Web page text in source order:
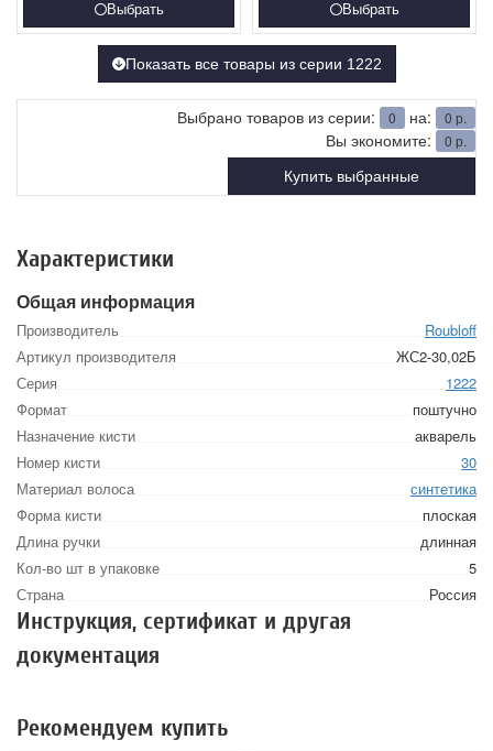
Выбрать Выбрать
Показать все товары из серии 1222
Выбрано товаров из серии: 0 на: 0 р.
Вы экономите: 0 р.
Купить выбранные
Характеристики
Общая информация
Производитель
Roubloff
Артикул производителя
ЖС2-30,02Б
Серия
1222
Формат
поштучно
Назначение кисти
акварель
Номер кисти
30
Материал волоса
синтетика
Форма кисти
плоская
Длина ручки
длинная
Кол-во шт в упаковке
5
Страна
Россия
Инструкция, сертификат и другая
документация
Рекомендуем купить